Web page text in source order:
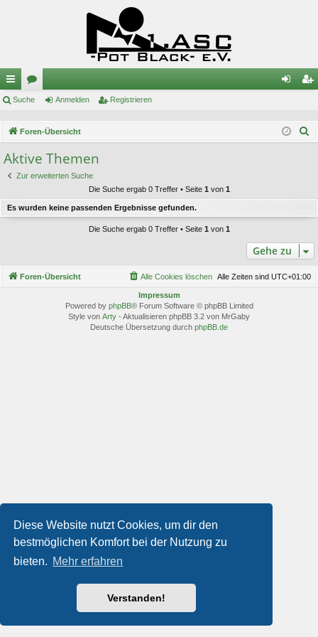
Diese Website nutzt Cookies, um dir den
bestmöglichen Komfort bei der Nutzung zu
bieten. Mehr erfahren
Verstanden!
ch
llz
ug
or
el rie
Suche Anmelden Registrieren
Foren-Übersicht
Aktive Themen
Zur erweiterten Suche
Die Suche ergab 0 Treffer • Seite 1 von 1
Es wurden keine passenden Ergebnisse gefunden.
Die Suche ergab 0 Treffer • Seite 1 von 1
Gehe zu
Foren-Übersicht Alle Zeiten sind UTC+01:00
Alle Cookies löschen
Impressum
Powered by phpBB® Forum Software © phpBB Limited
Style von Arty - Aktualisieren phpBB 3.2 von MrGaby
Deutsche Übersetzung durch phpBB.de